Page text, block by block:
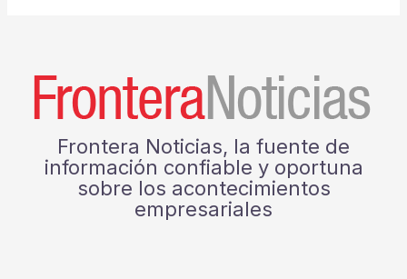
Frontera Noticias, la fuente de
información confiable y oportuna
sobre los acontecimientos
empresariales